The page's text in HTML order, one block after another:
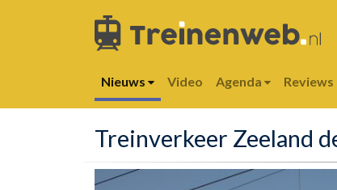
Nieuws Video Agenda Reviews
Treinverkeer Zeeland